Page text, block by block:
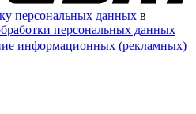
персональных данных в
персональных данных
информационных (рекламных)